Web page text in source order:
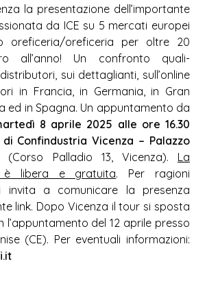
la presentazione dell’importante
da ICE su 5 mercati europei
oreficeria/oreficeria per oltre 20
all’anno! Un confronto quali-
sui dettaglianti, sull’online
in Francia, in Germania, in Gran
ed in Spagna. Un appuntamento da
8 aprile 2025 alle ore 16.30
Confindustria Vicenza – Palazzo
(Corso Palladio 13, Vicenza). La
è libera e gratuita. Per ragioni
invita a comunicare la presenza
link. Dopo Vicenza il tour si sposta
l’appuntamento del 12 aprile presso
(CE). Per eventuali informazioni: